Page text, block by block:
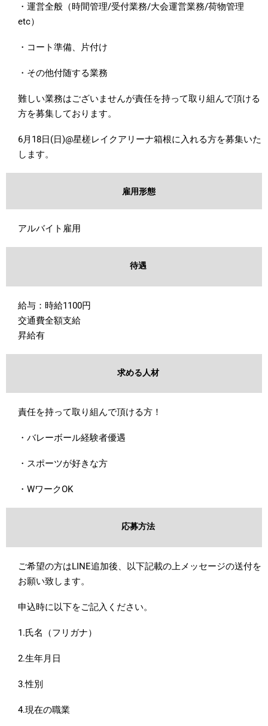
・運営全般（時間管理/受付業務/大会運営業務/荷物管理
etc）
・コート準備、片付け
・その他付随する業務
難しい業務はございませんが責任を持って取り組んで頂ける
方を募集しております。
6月18日(日)@星槎レイクアリーナ箱根に入れる方を募集いた
します。
雇用形態
アルバイト雇用
待遇
給与：時給1100円
交通費全額支給
昇給有
求める人材
責任を持って取り組んで頂ける方！
・バレーボール経験者優遇
・スポーツが好きな方
・WワークOK
応募方法
ご希望の方はLINE追加後、以下記載の上メッセージの送付を
お願い致します。
申込時に以下をご記入ください。
1.氏名（フリガナ）
2.生年月日
3.性別
4.現在の職業